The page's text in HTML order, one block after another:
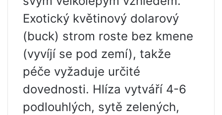
Exotický květinový dolarový
(buck) strom roste bez kmene
(vyvíjí se pod zemí), takže
péče vyžaduje určité
dovednosti. Hlíza vytváří 4-6
podlouhlých, sytě zelených,